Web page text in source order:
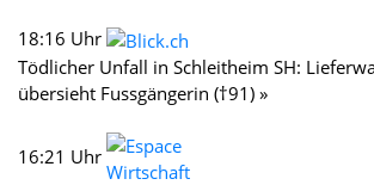
18:16 Uhr
Tödlicher Unfall in Schleitheim SH:
übersieht Fussgängerin (†91) »
16:21 Uhr